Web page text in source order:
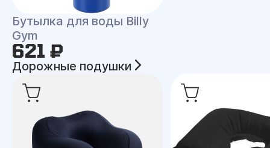
Бутылка для воды Billy
Gym
621 ₽
Дорожные подушки